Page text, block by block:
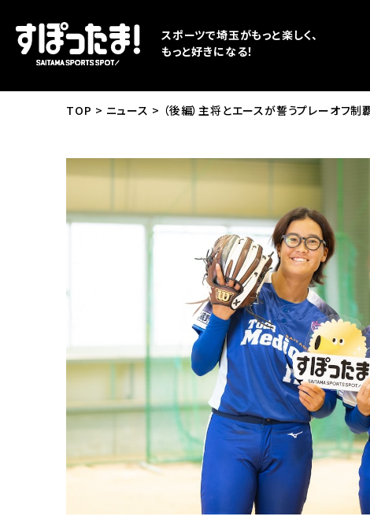
スポーツで埼玉がもっと楽しく、
もっと好きになる！
TOP ニュース （後編）主将とエースが誓うプレーオフ